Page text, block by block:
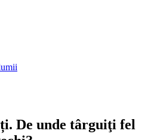
De unde târguiţi fel